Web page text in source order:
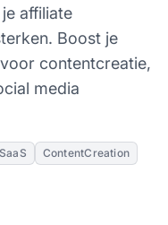
affiliate
Boost je
contentcreatie,
media
SaaS
ContentCreation